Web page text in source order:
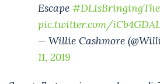
Escape
pic.twitter.com/
— Willie Cashmore
11, 2019